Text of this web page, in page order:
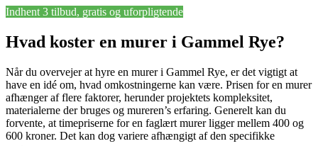
Indhent 3 tilbud, gratis og uforpligtende
Hvad koster en murer i Gammel Rye?
Når du overvejer at hyre en murer i Gammel Rye, er det vigtigt at
have en idé om, hvad omkostningerne kan være. Prisen for en murer
afhænger af flere faktorer, herunder projektets kompleksitet,
materialerne der bruges og mureren’s erfaring. Generelt kan du
forvente, at timepriserne for en faglært murer ligger mellem 400 og
600 kroner. Det kan dog variere afhængigt af den specifikke